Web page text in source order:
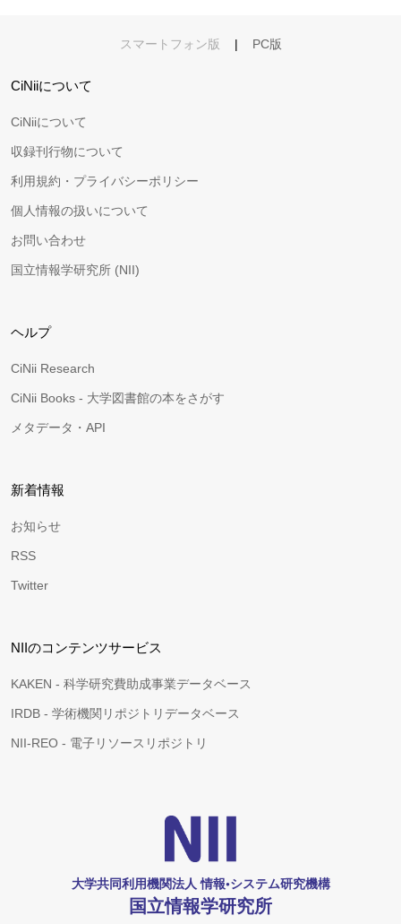
スマートフォン版 | PC版
CiNiiについて
CiNiiについて
収録刊行物について
利用規約・プライバシーポリシー
個人情報の扱いについて
お問い合わせ
国立情報学研究所 (NII)
ヘルプ
CiNii Research
CiNii Books - 大学図書館の本をさがす
メタデータ・API
新着情報
お知らせ
RSS
Twitter
NIIのコンテンツサービス
KAKEN - 科学研究費助成事業データベース
IRDB - 学術機関リポジトリデータベース
NII-REO - 電子リソースリポジトリ
大学共同利用機関法人 情報•システム研究機構
国立情報学研究所